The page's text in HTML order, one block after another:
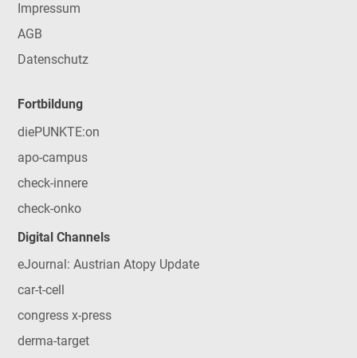
Impressum
AGB
Datenschutz
Fortbildung
diePUNKTE:on
apo-campus
check-innere
check-onko
Digital Channels
eJournal: Austrian Atopy Update
car-t-cell
congress x-press
derma-target